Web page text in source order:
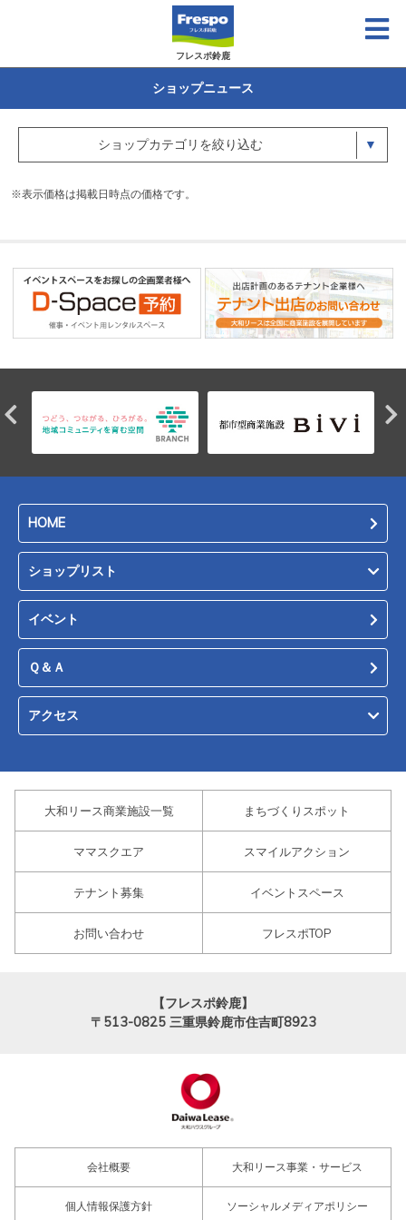
フレスポ鈴鹿
ショップニュース
ショップカテゴリを絞り込む
※表示価格は掲載日時点の価格です。
HOME
ショップリスト
イベント
Ｑ＆Ａ
アクセス
大和リース商業施設一覧 まちづくりスポット
ママスクエア スマイルアクション
テナント募集 イベントスペース
お問い合わせ フレスポTOP
【フレスポ鈴鹿】
〒513-0825 三重県鈴鹿市住吉町8923
会社概要 大和リース事業・サービス
個人情報保護方針 ソーシャルメディアポリシー